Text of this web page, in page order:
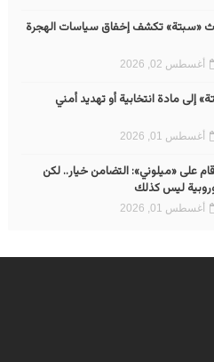
«سبتة» تكشف إخفاق سياسات الهجرة
أغسطس 02, 2026
إلى مادة انتخابية أو تهديد أمني
أغسطس 01, 2026
على «ميلوني»: التضامن خيار.. لكن
ليس كذلك
أغسطس 01, 2026